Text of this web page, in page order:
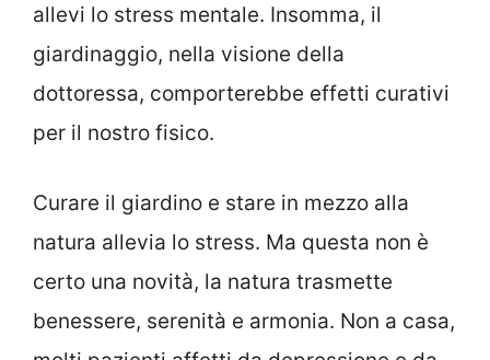
allevi lo stress mentale. Insomma, il
giardinaggio, nella visione della
dottoressa, comporterebbe effetti curativi
per il nostro fisico.
Curare il giardino e stare in mezzo alla
natura allevia lo stress. Ma questa non è
certo una novità, la natura trasmette
benessere, serenità e armonia. Non a casa,